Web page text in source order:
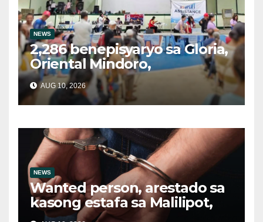
NEWS
2,286 benepisyaryo sa Gloria,
Oriental Mindoro,
tumanggap ng ₱2,000 UPLIFT
Assistance
AUG 10, 2026
NEWS
Wanted person, arestado sa
kasong estafa sa Malilipot,
Albay